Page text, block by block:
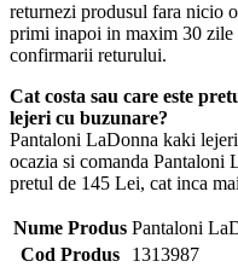
returnezi produsul fara nicio
primi inapoi in maxim 30 zile
confirmarii returului.
Cat costa sau care este
lejeri cu buzunare?
Pantaloni LaDonna kaki
ocazia si comanda Pantaloni
pretul de 145 Lei, cat inca
Nume Produs Pantaloni
Cod Produs
1313987